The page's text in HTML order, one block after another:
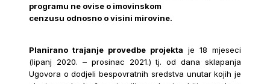
programu ne ovise o imovinskom
cenzusu odnosno o visini mirovine.
Planirano trajanje provedbe projekta je 18 mjeseci
(lipanj 2020. – prosinac 2021.) tj. od dana sklapanja
Ugovora o dodjeli bespovratnih sredstva unutar kojih je